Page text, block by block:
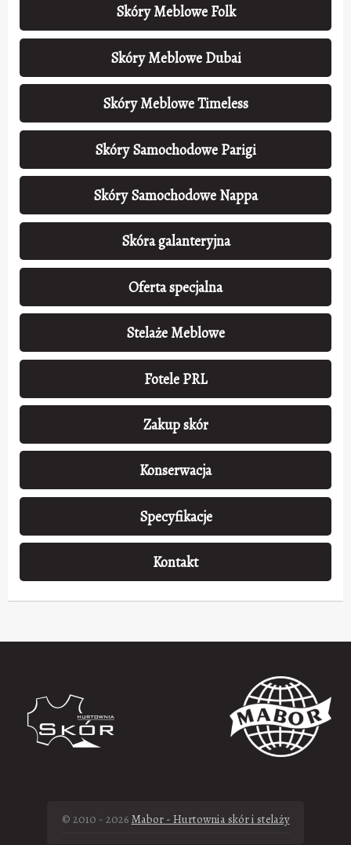
Skóry Meblowe Folk
Skóry Meblowe Dubai
Skóry Meblowe Timeless
Skóry Samochodowe Parigi
Skóry Samochodowe Nappa
Skóra galanteryjna
Oferta specjalna
Stelaże Meblowe
Fotele PRL
Zakup skór
Konserwacja
Specyfikacje
Kontakt
© 2010 - 2026 Mabor - Hurtownia skór i stelaży